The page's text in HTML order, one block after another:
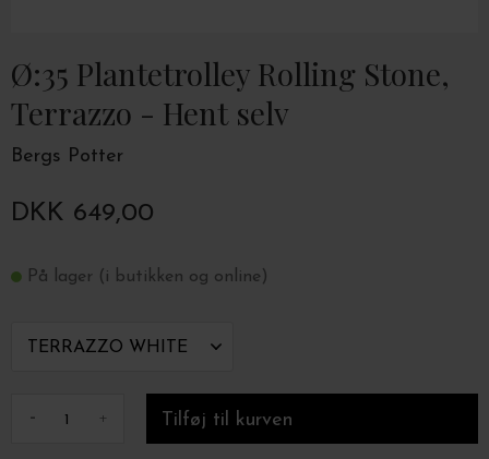
Ø:35 Plantetrolley Rolling Stone,
Terrazzo - Hent selv
Bergs Potter
DKK 649,00
På lager (i butikken og online)
- +